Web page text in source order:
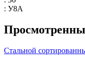
: У8А
Стальной